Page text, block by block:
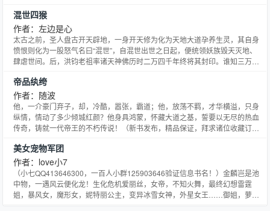
的收藏一下作者，O(∩_∩)&amp;amp;gt; 《[陆贞]贱人阿碧？》我的完结文，是
穿越阿碧和兰陵王的故事
混世四猴
作者：左边是心
太古之前，圣人盘古开天辟地，一身开天修为化为天地大道孕养生灵，其自身
愤恨则化为一股怒气名曰“混世”，自混世出世之日起，便统领妖族毁天灭地、
肆虐世间。后，洪钧老祖率诸天神佛历时二万四千年终将其封印。谁知三万年
终化为四只灵猴重生，史称“混世四猴”。若四猴合体，则混世复出！一场天地
浩劫即将上演......
帝品纨绔
作者：随波
他，一介豪门弃子，却，冷酷，嚣张，霸道；他，放荡不羁，才华横溢，只身
纵情，情动了多少倾城红颜？他身具鸿蒙，怀藏大道之基，誓要以无尽的热血
传奇，铸就一代帝王的不朽传说！（新书发布，精品保证，拜求诸位收藏订阅
美女宠物军团
作者：love小7
（小七QQ413646300，一百人小群125903646验证信息书名！）金麟岂是池
中物，一遇风云便化龙！生化危机爱丽丝，女帝，不知火舞，最终幻想雷霆
姐，暴风女，魔形女，妮特丽公主，变异冰雪女神，外星女王……御姐，萝